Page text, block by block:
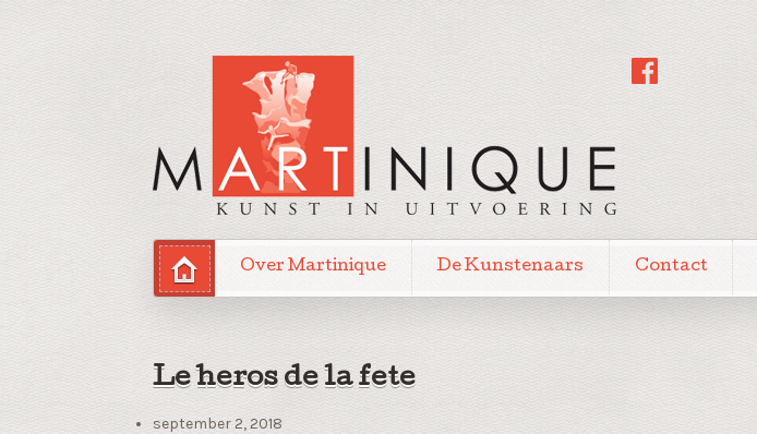
Over Martinique De Kunstenaars Contact
Le heros de la fete
september 2, 2018